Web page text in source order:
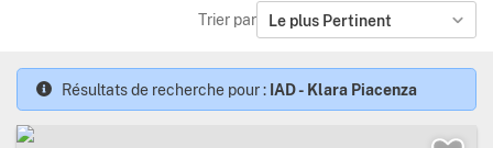
Trier par Le plus Pertinent
Résultats de recherche pour : IAD - Klara Piacenza